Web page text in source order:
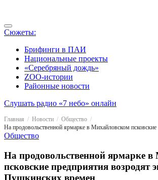
Сюжеты:
Брифинги в ПАИ
Национальные проекты
«Серебряный дождь»
ZOO-истории
Районные новости
Слушать радио «7 небо» онлайн
Главная Новости
Общество
Общество
На продовольственной ярмарке
псковские предприятия возродят
Пушкинских времен